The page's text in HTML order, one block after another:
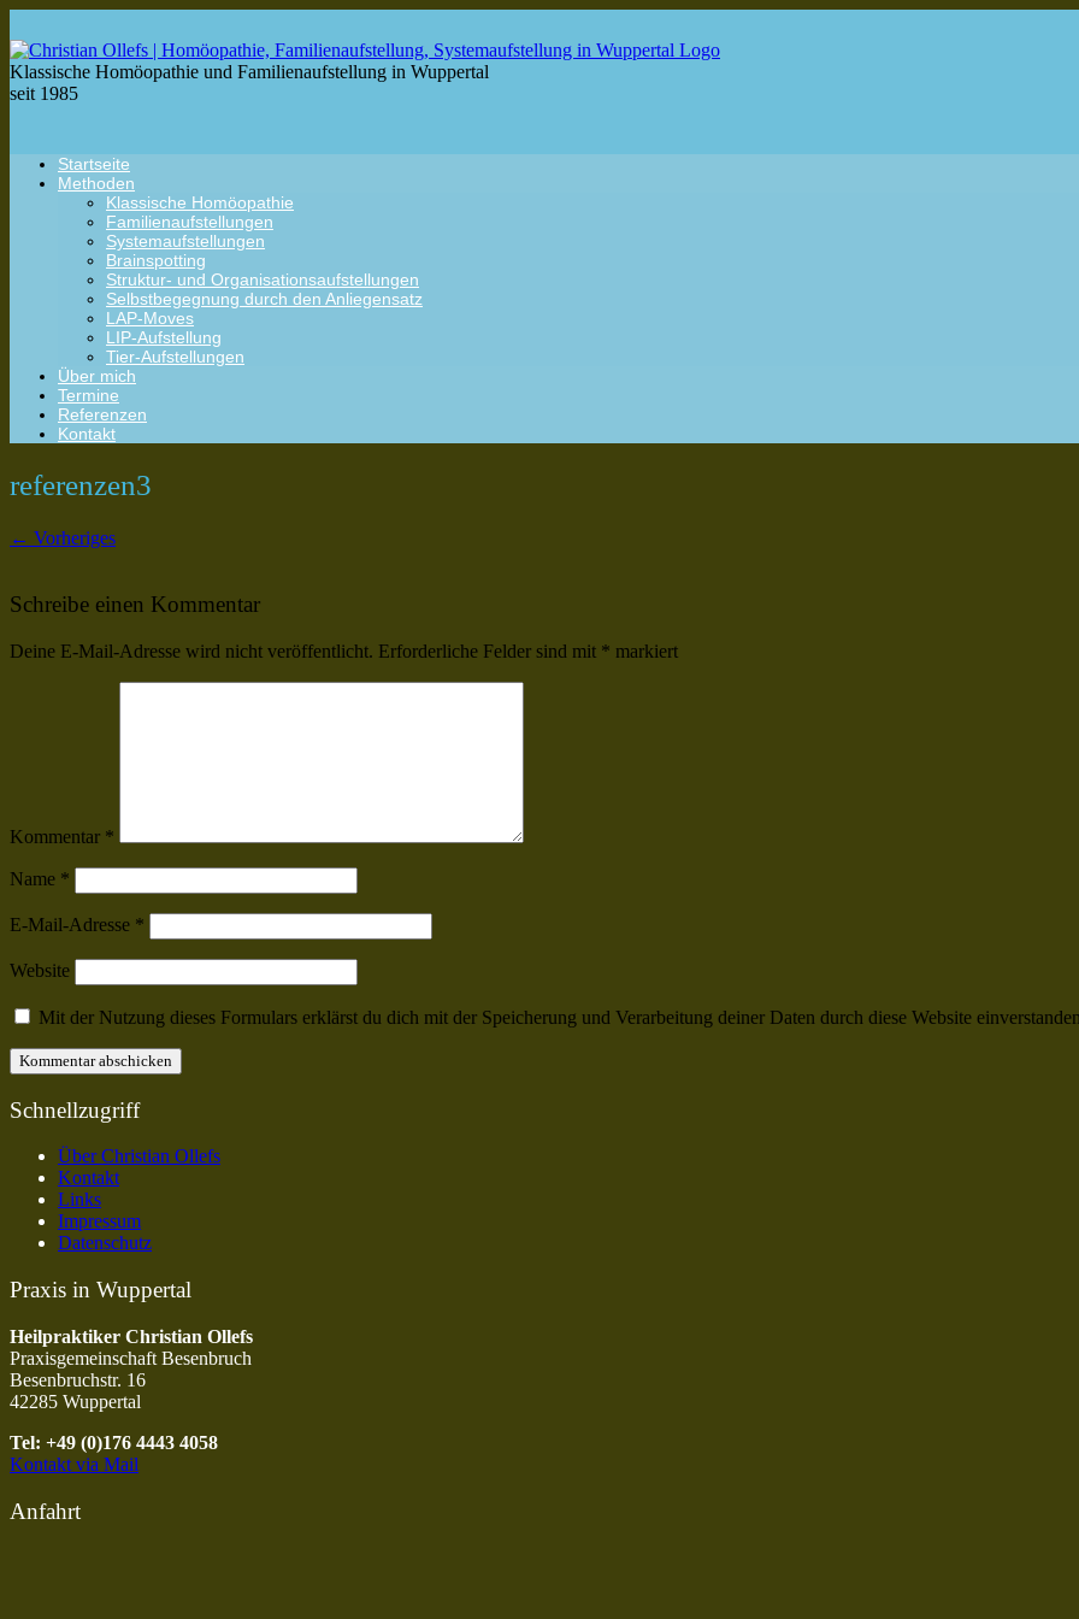
Klassische Homöopathie und Familienaufstellung in Wuppertal
seit 1985
Startseite
Methoden
Klassische Homöopathie
Familienaufstellungen
Systemaufstellungen
Brainspotting
Struktur- und Organisationsaufstellungen
Selbstbegegnung durch den Anliegensatz
LAP-Moves
LIP-Aufstellung
Tier-Aufstellungen
Über mich
Termine
Referenzen
Kontakt
referenzen3
← Vorheriges
Schreibe einen Kommentar
Deine E-Mail-Adresse wird nicht veröffentlicht. Erforderliche Felder sind mit * markiert
Kommentar *
Name *
E-Mail-Adresse *
Website
Mit der Nutzung dieses Formulars erklärst du dich mit der Speicherung und Verarbeitung deiner Daten durch diese Website
Schnellzugriff
Über Christian Ollefs
Kontakt
Links
Impressum
Datenschutz
Praxis in Wuppertal
Heilpraktiker Christian Ollefs
Praxisgemeinschaft Besenbruch
Besenbruchstr. 16
42285 Wuppertal
Tel: +49 (0)176 4443 4058
Kontakt via Mail
Anfahrt